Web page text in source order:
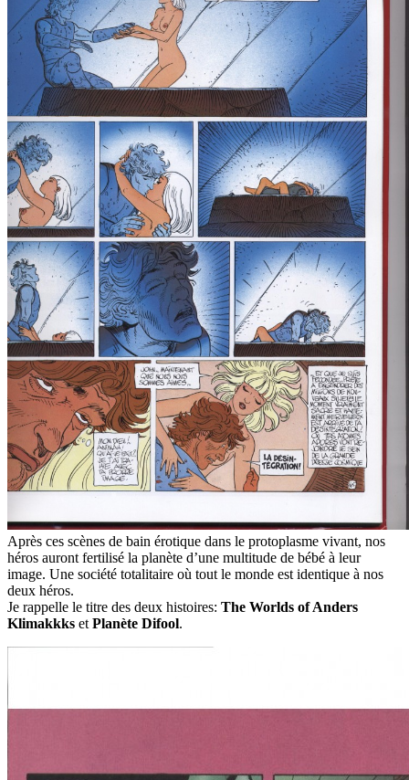
Après ces scènes de bain érotique dans le protoplasme vivant, nos
héros auront fertilisé la planète d’une multitude de bébé à leur
image. Une société totalitaire où tout le monde est identique à nos
deux héros.
Je rappelle le titre des deux histoires: The Worlds of Anders
Klimakkks et Planète Difool.